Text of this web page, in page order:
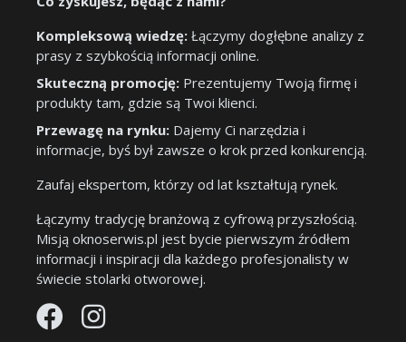
Kompleksową wiedzę: Łączymy dogłębne analizy z
prasy z szybkością informacji online.
Skuteczną promocję: Prezentujemy Twoją firmę i
produkty tam, gdzie są Twoi klienci.
Przewagę na rynku: Dajemy Ci narzędzia i
informacje, byś był zawsze o krok przed konkurencją.
Zaufaj ekspertom, którzy od lat kształtują rynek.
Łączymy tradycję branżową z cyfrową przyszłością.
Misją oknoserwis.pl jest bycie pierwszym źródłem
informacji i inspiracji dla każdego profesjonalisty w
świecie stolarki otworowej.